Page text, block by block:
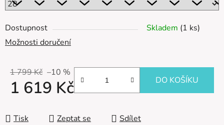
Dostupnost Skladem (1 ks)
Možnosti doručení
1 799 Kč –10 %
1 619 Kč DO KOŠÍKU
Tisk Zeptat se Sdílet